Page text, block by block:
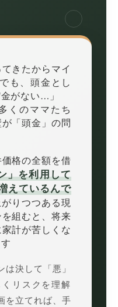
きたからマイ
も、頭金とし
がない…」
くのママたち
「頭金」の問
格の全額を借
」を利用して
えているんで
りつつある現
組むと、将来
計が苦しくな
決して「悪」
リスクを理解
を立てれば、手